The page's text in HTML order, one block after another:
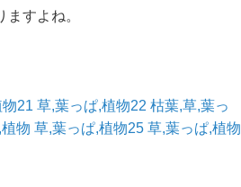
すよね。
21 草,葉っぱ,植物22 枯葉,草,葉っ
物 草,葉っぱ,植物25 草,葉っぱ,植物